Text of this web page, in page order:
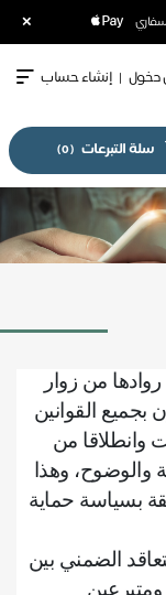
| إنشاء حساب
التبرعات (
0
)
من زوار
القوانين
من
والوضوح، وهذا
بسياسة حماية
الضمني بين